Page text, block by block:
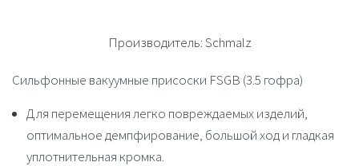
Производитель:Schmalz
Сильфонные вакуумные присоски FSGB (3.5 гофра)
Для перемещения легко повреждаемых изделий,
оптимальное демпфирование, большой ход и гладкая
уплотнительная кромка.